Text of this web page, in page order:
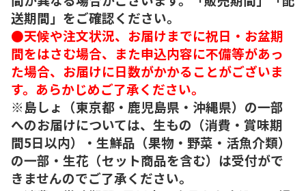
送期間」をご確認ください。
●天候や注文状況、お届けまでに祝日・お盆期
間をはさむ場合、また申込内容に不備等があっ
た場合、お届けに日数がかかることがございま
す。あらかじめご了承ください。
※島しょ（東京都・鹿児島県・沖縄県）の一部
へのお届けについては、生もの（消費・賞味期
間5日以内）・生鮮品（果物・野菜・活魚介類）
の一部・生花（セット商品を含む）は受付がで
きませんのでご了承ください。